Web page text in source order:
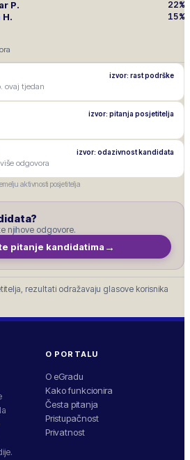
P. 22%
H. 15%
izvor: rast podrške
ovaj tjedan
izvor: pitanja posjetitelja
izvor: odazivnost kandidata
odgovora
aktivnosti posjetitelja
njihove odgovore.
pitanje kandidatima →
rezultati odražavaju glasove korisnika
O PORTALU
O eGradu
Kako funkcionira
Česta pitanja
Pristupačnost
Privatnost